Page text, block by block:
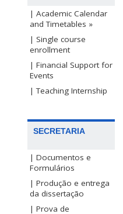
| Academic Calendar
and Timetables »
| Single course
enrollment
| Financial Support for
Events
| Teaching Internship
SECRETARIA
| Documentos e
Formulários
| Produção e entrega
da dissertação
| Prova de